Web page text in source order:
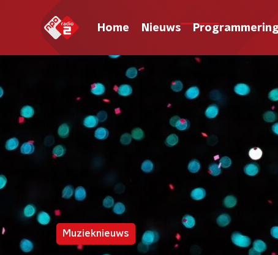
Home Nieuws
Muzieknieuws